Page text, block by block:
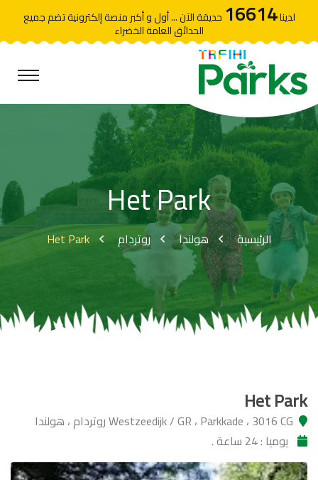
لدينا16614 حديقة الآن ... أول و أكبر منصة إلكترونية تضم جميع
الحدائق العامة الخضراء
Het Park
الرئيسية هولندا روتردام Het Park
Het Park
Westzeedijk / GR ، Parkkade ، 3016 CG روتردام ، هولندا
يوميا : 24 ساعة .